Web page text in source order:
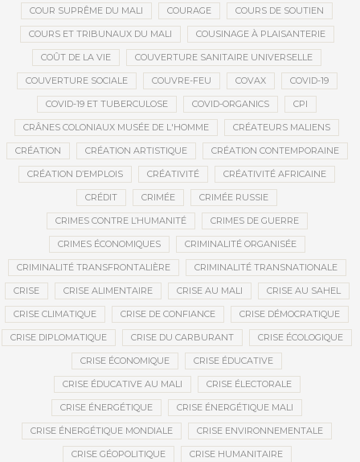
COUR SUPRÊME DU MALI COURAGE COURS DE SOUTIEN
COURS ET TRIBUNAUX DU MALI COUSINAGE À PLAISANTERIE
COÛT DE LA VIE COUVERTURE SANITAIRE UNIVERSELLE
COUVERTURE SOCIALE COUVRE-FEU COVAX COVID-19
COVID-19 ET TUBERCULOSE COVID-ORGANICS CPI
CRÂNES COLONIAUX MUSÉE DE L'HOMME CRÉATEURS MALIENS
CRÉATION CRÉATION ARTISTIQUE CRÉATION CONTEMPORAINE
CRÉATION D’EMPLOIS CRÉATIVITÉ CRÉATIVITÉ AFRICAINE
CRÉDIT CRIMÉE CRIMÉE RUSSIE
CRIMES CONTRE L’HUMANITÉ CRIMES DE GUERRE
CRIMES ÉCONOMIQUES CRIMINALITÉ ORGANISÉE
CRIMINALITÉ TRANSFRONTALIÈRE CRIMINALITÉ TRANSNATIONALE
CRISE CRISE ALIMENTAIRE CRISE AU MALI CRISE AU SAHEL
CRISE CLIMATIQUE CRISE DE CONFIANCE CRISE DÉMOCRATIQUE
CRISE DIPLOMATIQUE CRISE DU CARBURANT CRISE ÉCOLOGIQUE
CRISE ÉCONOMIQUE CRISE ÉDUCATIVE
CRISE ÉDUCATIVE AU MALI CRISE ÉLECTORALE
CRISE ÉNERGÉTIQUE CRISE ÉNERGÉTIQUE MALI
CRISE ÉNERGÉTIQUE MONDIALE CRISE ENVIRONNEMENTALE
CRISE GÉOPOLITIQUE CRISE HUMANITAIRE